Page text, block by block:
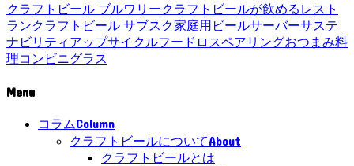
クラフトビール ブルワリークラフトビールが飲めるレスト
ランクラフトビール サブスク家庭用ビールサーバーサステ
ナビリティ アップサイクルフードロスペアリングおつまみ料
理コンビニグラス
Menu
コラムColumn
クラフトビールについてAbout
クラフトビールとは